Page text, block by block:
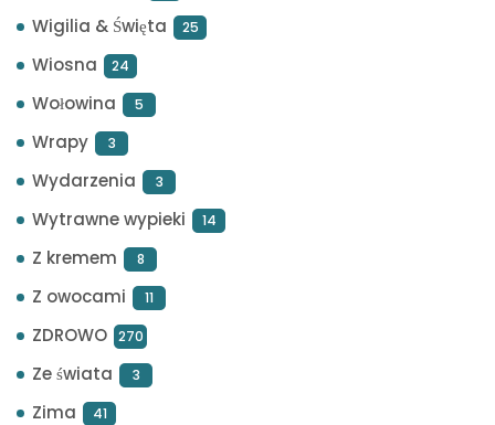
Wigilia & Święta 25
Wiosna 24
Wołowina 5
Wrapy 3
Wydarzenia 3
Wytrawne wypieki 14
Z kremem 8
Z owocami 11
ZDROWO 270
Ze świata 3
Zima 41